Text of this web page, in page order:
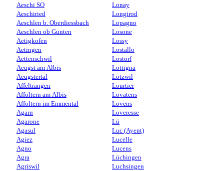
Aeschi SO
Aeschiried
Aeschlen b. Oberdiessbach
Aeschlen ob Gunten
Aetigkofen
Aetingen
Aettenschwil
Aeugst am Albis
Aeugstertal
Affeltrangen
Affoltern am Albis
Affoltern im Emmental
Agarn
Agarone
Agasul
Agiez
Agno
Agra
Agriswil
Lonay
Longirod
Lopagno
Losone
Lossy
Lostallo
Lostorf
Lottigna
Lotzwil
Lourtier
Lovatens
Lovens
Loveresse
Lü
Luc (Ayent)
Lucelle
Lucens
Lüchingen
Luchsingen